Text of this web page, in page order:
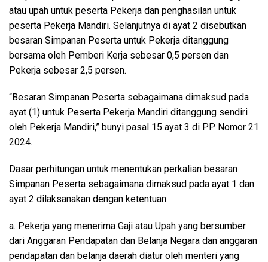
atau upah untuk peserta Pekerja dan penghasilan untuk
peserta Pekerja Mandiri. Selanjutnya di ayat 2 disebutkan
besaran Simpanan Peserta untuk Pekerja ditanggung
bersama oleh Pemberi Kerja sebesar 0,5 persen dan
Pekerja sebesar 2,5 persen.
“Besaran Simpanan Peserta sebagaimana dimaksud pada
ayat (1) untuk Peserta Pekerja Mandiri ditanggung sendiri
oleh Pekerja Mandiri,” bunyi pasal 15 ayat 3 di PP Nomor 21
2024.
Dasar perhitungan untuk menentukan perkalian besaran
Simpanan Peserta sebagaimana dimaksud pada ayat 1 dan
ayat 2 dilaksanakan dengan ketentuan:
a. Pekerja yang menerima Gaji atau Upah yang bersumber
dari Anggaran Pendapatan dan Belanja Negara dan anggaran
pendapatan dan belanja daerah diatur oleh menteri yang